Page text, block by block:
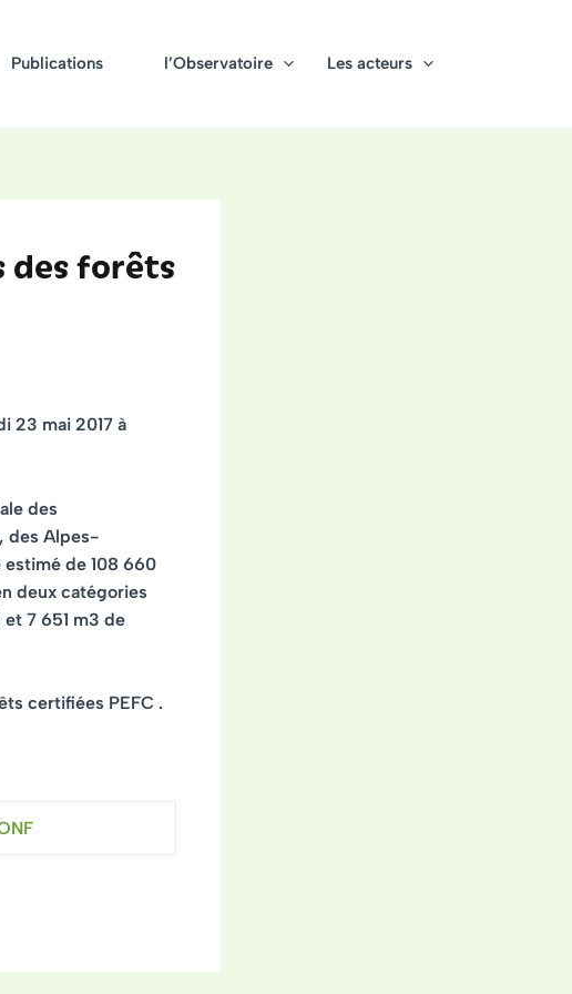
Publications l’Observatoire Les acteurs
des forêts
23 mai 2017 à
des
des Alpes-
estimé de 108 660
deux catégories
7 651 m3 de
certifiées PEFC .